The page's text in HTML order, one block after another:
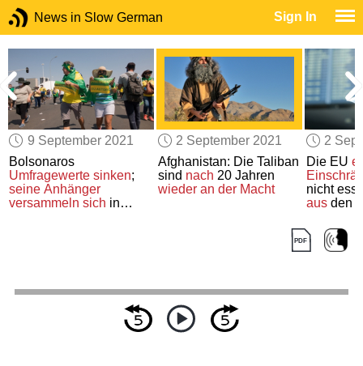
News in Slow German Sign In
9 September 2021
Bolsonaros
Umfragewerte sinken;
seine Anhänger
versammeln sich in
2 September 2021
Afghanistan: Die Taliban
sind nach 20 Jahren
wieder an der Macht
2
Die EU
nicht
ausden